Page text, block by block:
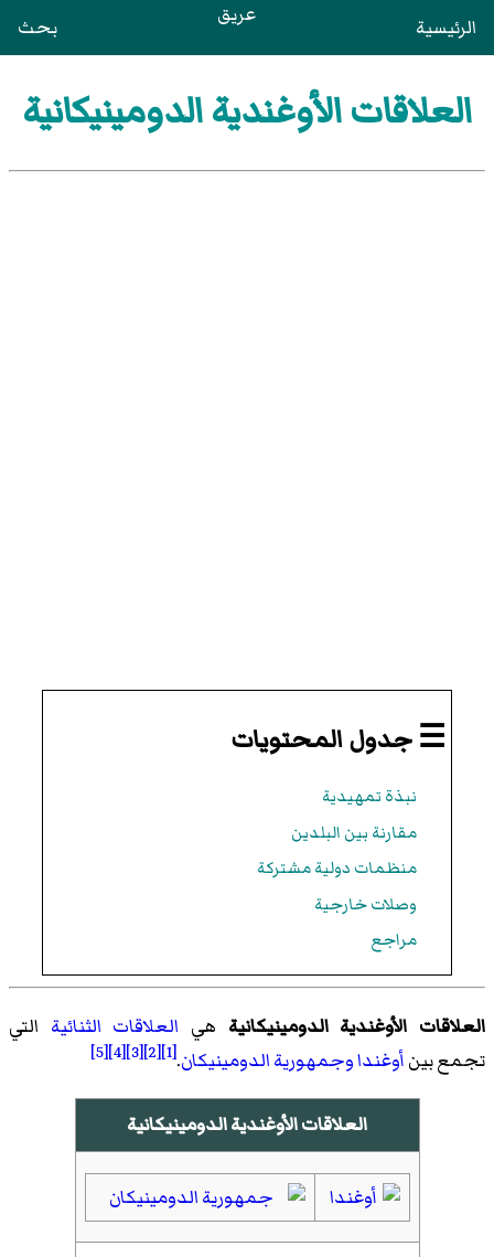
الرئيسية عريق بحث
العلاقات الأوغندية الدومينيكانية
☰ جدول المحتويات
نبذة تمهيدية
مقارنة بين البلدين
منظمات دولية مشتركة
وصلات خارجية
مراجع
العلاقات الأوغندية الدومينيكانية هي العلاقات الثنائية التي
تجمع بينأوغنداوجمهورية الدومينيكان.
[1]
[2]
[3]
[4]
[5]
العلاقات الأوغندية الدومينيكانية